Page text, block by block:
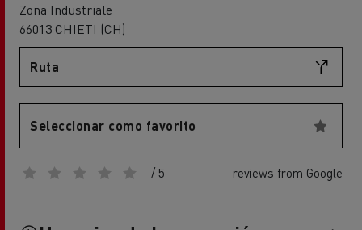
Zona Industriale
66013 CHIETI (CH)
Ruta
Seleccionar como favorito
/ 5 reviews from Google